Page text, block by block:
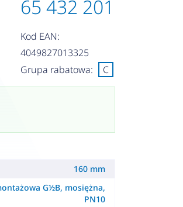
65 432 201
Kod EAN:
4049827013325
Grupa rabatowa:
C
160 mm
G½B, mosiężna,
PN10